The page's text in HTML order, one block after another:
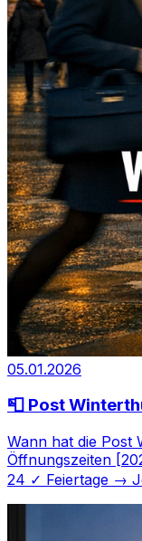
05.01.2026
📮 Post
Wann hat die Post
Öffnungszeiten
24 ✓ Feiertage →